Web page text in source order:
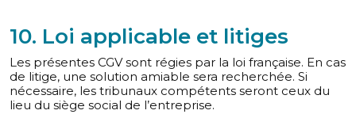
10. Loi applicable et litiges
Les présentes CGV sont régies par la loi française. En cas
de litige, une solution amiable sera recherchée. Si
nécessaire, les tribunaux compétents seront ceux du
lieu du siège social de l’entreprise.